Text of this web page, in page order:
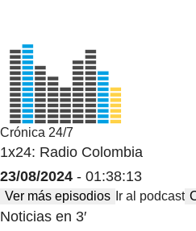
Crónica 24/7
1x24: Radio Colombia
23/08/2024 - 01:38:13
Ver más episodios Ir al podcast
Noticias en 3′